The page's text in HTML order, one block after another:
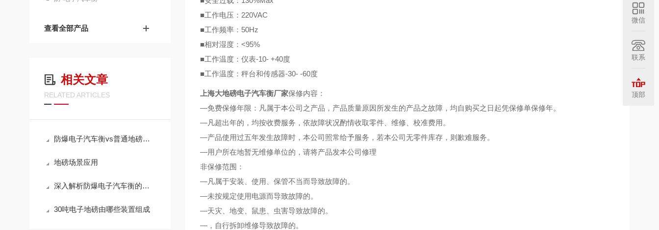
查看全部产品
相关文章
RELATED ARTICLES
防爆电子汽车衡vs普通地磅：差异与选型建议
地磅场景应用
深入解析防爆电子汽车衡的工作原理
30吨电子地磅由哪些装置组成
■工作电压：220VAC
■工作频率：50Hz
■相对湿度：<95%
■工作温度：仪表-10- +40度
■工作温度：秤台和传感器-30- -60度
上海大地磅电子汽车衡厂家保修内容：
—免费保修年限：凡属于本公司之产品，产品质量原因所发生的产品之故障，均自购买之日起凭保修单保修年。
—凡超出年的，均按收费服务，依故障状况酌情收取零件、维修、校准费用。
—产品使用过五年发生故障时，本公司照常给予服务，若本公司无零件库存，则歉难服务。
—用户所在地暂无维修单位的，请将产品发本公司修理
非保修范围：
—凡属于安装、使用、保管不当而导致故障的。
—未按规定使用电源而导致故障的。
—天灾、地变、鼠患、虫害导致故障的。
—，自行拆卸维修导致故障的。
微信
联系
顶部